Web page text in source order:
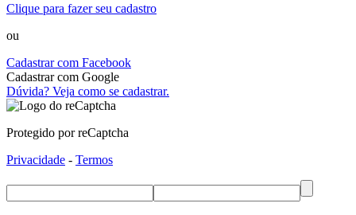
Clique para fazer seu cadastro
ou
Cadastrar com Facebook
Cadastrar com Google
Dúvida? Veja como se cadastrar.
Protegido por reCaptcha
Privacidade - Termos